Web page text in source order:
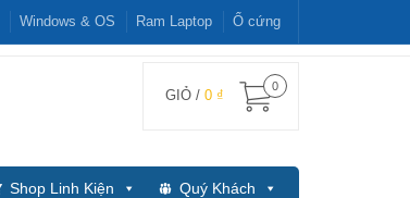
Windows & OS Ram Laptop Ổ cứng
GIỎ / 0 ₫
0
Shop Linh Kiện Quý Khách